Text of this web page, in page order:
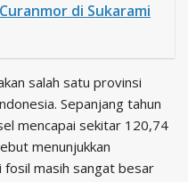
di Sukarami
salah satu provinsi
Sepanjang tahun
mencapai sekitar 120,74
menunjukkan
masih sangat besar